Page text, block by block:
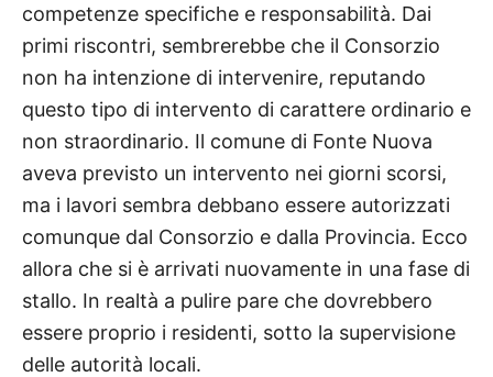
competenze specifiche e responsabilità. Dai
primi riscontri, sembrerebbe che il Consorzio
non ha intenzione di intervenire, reputando
questo tipo di intervento di carattere ordinario e
non straordinario. Il comune di Fonte Nuova
aveva previsto un intervento nei giorni scorsi,
ma i lavori sembra debbano essere autorizzati
comunque dal Consorzio e dalla Provincia. Ecco
allora che si è arrivati nuovamente in una fase di
stallo. In realtà a pulire pare che dovrebbero
essere proprio i residenti, sotto la supervisione
delle autorità locali.